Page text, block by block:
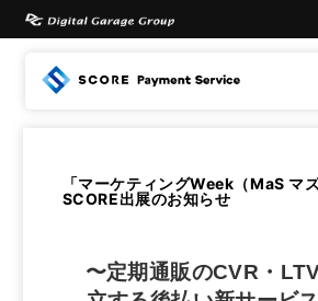
「マーケティングWeek（MaS マ
SCORE出展のお知らせ
〜定期通販のCVR・